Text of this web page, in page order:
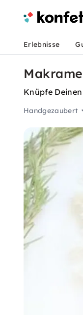
Erlebnisse
Knüpfe
Handgezaubert